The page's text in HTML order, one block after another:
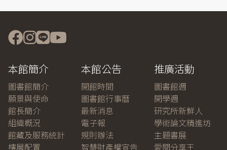
本館簡介
圖書館簡介
願景與使命
館長簡介
組織概況
館藏及服務統計
樓層配置
本館公告
開館時間
圖書館行事曆
最新消息
電子報
規則辦法
智慧財產權宣告
推廣活動
圖書館週
開學週
研究所新鮮人
學術論文精進坊
主題書展
愛閱分享王